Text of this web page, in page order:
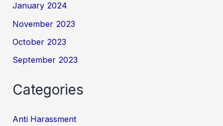
January 2024
November 2023
October 2023
September 2023
Categories
Anti Harassment